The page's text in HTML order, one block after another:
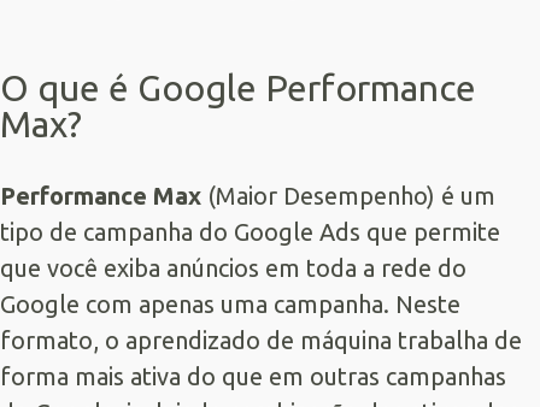
O que é Google Performance
Max?
Performance Max (Maior Desempenho) é um
tipo de campanha do Google Ads que permite
que você exiba anúncios em toda a rede do
Google com apenas uma campanha. Neste
formato, o aprendizado de máquina trabalha de
forma mais ativa do que em outras campanhas